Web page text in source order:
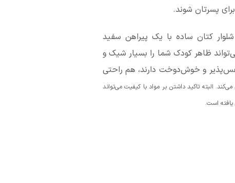
پسرتان شوند.
کتان ساده با یک پیراهن سفید
ظاهر کودک شما را بسیار شیک و
و خوش‌دوخت دارند، هم راحتی
البته تاکید داشتن بر مواد با کیفیت می‌تواند
یافته است.